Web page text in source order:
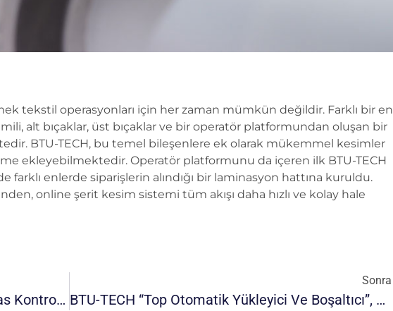
tekstil operasyonları için her zaman mümkün değildir. Farklı bir en
alt bıçaklar, üst bıçaklar ve bir operatör platformundan oluşan bir
BTU-TECH, bu temel bileşenlere ek olarak mükemmel kesimler
ekleyebilmektedir. Operatör platformunu da içeren ilk BTU-TECH
enlerde siparişlerin alındığı bir laminasyon hattına kuruldu.
online şerit kesim sistemi tüm akışı daha hızlı ve kolay hale
Multiaxial Kumaş Hatlarında Daha Hassas Kontrol: BTU-TECH Çekme Kafası Sistemi
Sonra
BTU-TECH “Top Otomatik Yükleyici Ve Boşaltıcı”, Topları Aktarmanın Güvenli Ve Hızlı Yolu!